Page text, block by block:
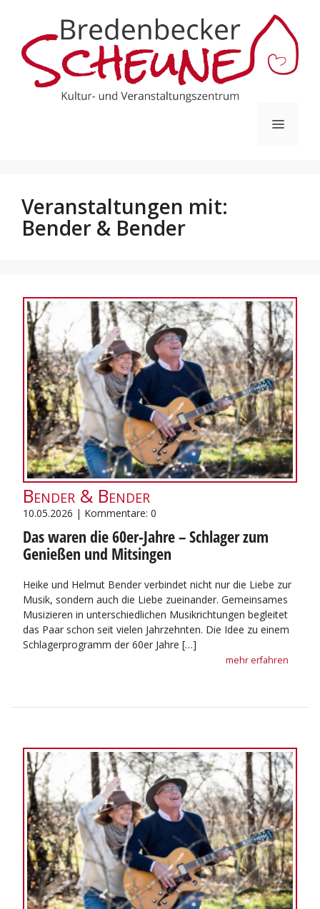
springen
Menü
Veranstaltungen mit:
Bender & Bender
Bender & Bender
10.05.2026 | Kommentare: 0
Das waren die 60er-Jahre – Schlager zum
Genießen und Mitsingen
Heike und Helmut Bender verbindet nicht nur die Liebe zur
Musik, sondern auch die Liebe zueinander. Gemeinsames
Musizieren in unterschiedlichen Musikrichtungen begleitet
das Paar schon seit vielen Jahrzehnten. Die Idee zu einem
Schlagerprogramm der 60er Jahre […]
mehr erfahren